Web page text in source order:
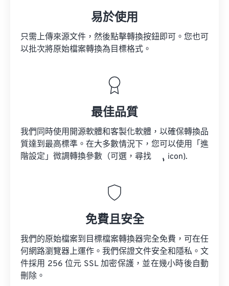
易於使用
只需上傳來源文件，然後點擊轉換按鈕即可。您也可
以批次將原始檔案轉換為目標格式。
最佳品質
我們同時使用開源軟體和客製化軟體，以確保轉換品
質達到最高標準。在大多數情況下，您可以使用「進
階設定」微調轉換參數（可選，尋找
icon).
免費且安全
我們的原始檔案到目標檔案轉換器完全免費，可在任
何網路瀏覽器上運作。我們保證文件安全和隱私。文
件採用 256 位元 SSL 加密保護，並在幾小時後自動
刪除。